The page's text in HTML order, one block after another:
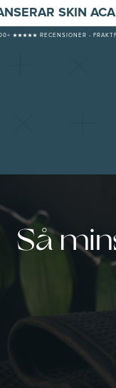
SKIN
★★★★★ RECENSIONER -
Så